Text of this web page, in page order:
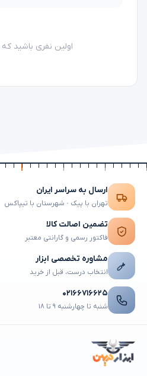
اولین نفری باشید
ارسال به سراسر ایران
تهران با پیک · شهرستان با تیپاکس
تضمین اصالت کالا
فاکتور رسمی و گارانتی معتبر
مشاوره تخصصی ابزار
انتخاب درست، قبل از خرید
۰۲۱۶۶۷۱۶۶۲۵
شنبه تا چهارشنبه ۹ تا ۱۸